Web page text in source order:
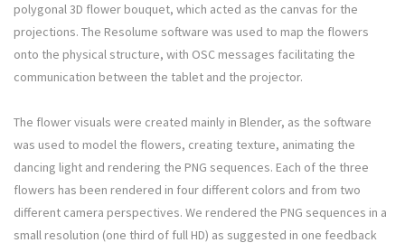
polygonal 3D flower bouquet, which acted as the canvas for the
projections. The Resolume software was used to map the flowers
onto the physical structure, with OSC messages facilitating the
communication between the tablet and the projector.
The flower visuals were created mainly in Blender, as the software
was used to model the flowers, creating texture, animating the
dancing light and rendering the PNG sequences. Each of the three
flowers has been rendered in four different colors and from two
different camera perspectives. We rendered the PNG sequences in a
small resolution (one third of full HD) as suggested in one feedback